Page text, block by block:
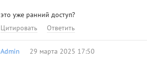
это уже ранний доступ?
Цитировать
Ответить
Admin
29 марта 2025 17:50